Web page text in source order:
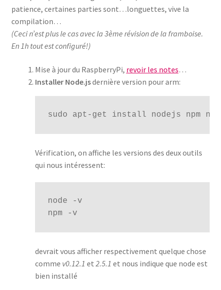
patience, certaines parties sont…longuettes, vive la
compilation…
(Ceci n’est plus le cas avec la 3ème révision de la framboise.
En 1h tout est configuré!)
Mise à jour du RaspberryPi, revoir les notes…
Installer Node.jsdernière version pour arm:
sudo apt-get install nodejs npm
Vérification, on affiche les versions des deux outils
qui nous intéressent:
node -v
npm -v
devrait vous afficher respectivement quelque chose
comme v0.12.1 et 2.5.1 et nous indique que node est
bien installé